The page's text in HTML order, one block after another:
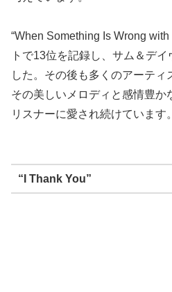
“When Something Is Wrong
トで13位を記録し、サム＆デ
した。その後も多くのアーティ
その美しいメロディと感情豊か
リスナーに愛され続けています。
“I Thank You”